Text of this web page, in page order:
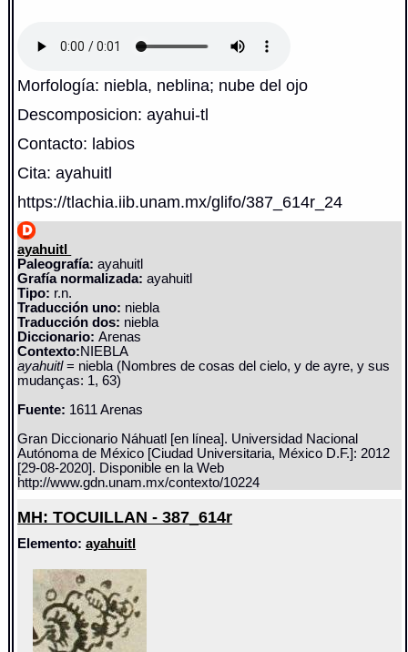
Morfología: niebla, neblina; nube del ojo
Descomposicion: ayahui-tl
Contacto: labios
Cita: ayahuitl
https://tlachia.iib.unam.mx/glifo/387_614r_24
ayahuitl
Paleografía: ayahuitl
Grafía normalizada: ayahuitl
Tipo: r.n.
Traducción uno: niebla
Traducción dos: niebla
Diccionario:Arenas
Contexto:NIEBLA
ayahuitl= niebla (Nombres de cosas del cielo, y de ayre, y sus
mudanças: 1, 63)
Fuente: 1611 Arenas
Gran Diccionario Náhuatl [en línea]. Universidad Nacional
Autónoma de México [Ciudad Universitaria, México D.F.]: 2012
[29-08-2020]. Disponible en la Web
http://www.gdn.unam.mx/contexto/10224
MH: TOCUILLAN - 387_614r
Elemento:ayahuitl